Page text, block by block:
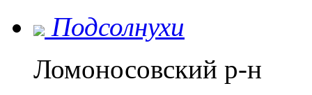
Подсолнухи
Ломоносовский р-н